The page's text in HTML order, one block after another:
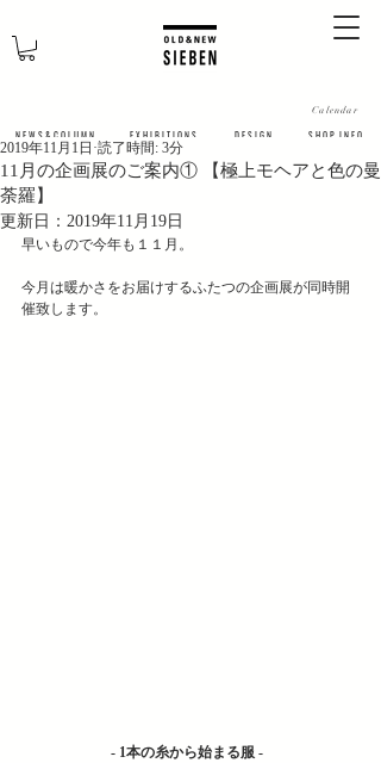
N E W S & C O L U M N
Calendar
​E X H I B I T I O N S D E S I G N S H O P I N F O
11月の企画展のご案内① 【極上モヘアと色の曼
荼羅】
2019年11月1日 読了時間: 3分
更新日： 2019年11月19日
早いもので今年も１１月。
今月は暖かさをお届けするふたつの企画展が同時開
催致します。
- 1本の糸から始まる服 -